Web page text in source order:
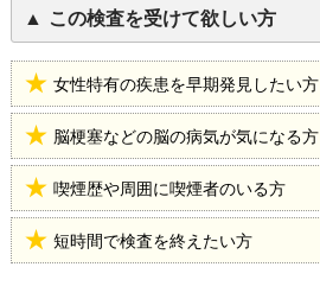
この検査を受けて欲しい方
女性特有の疾患を早期発見したい方
脳梗塞などの脳の病気が気になる方
喫煙歴や周囲に喫煙者のいる方
短時間で検査を終えたい方